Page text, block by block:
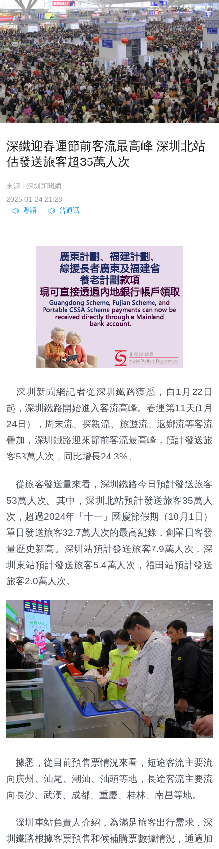
深鐵迎春運節前客流最高峰 深圳北站
估發送旅客超35萬人次
來源：深圳新聞網
2025-01-24 21:28
深圳新聞網記者從深圳鐵路獲悉，自1月22日
起，深圳鐵路開始進入客流高峰。春運第11天(1月
24日），周末流、探親流、旅遊流、返鄉流等客流
疊加，深圳鐵路迎來節前客流最高峰，預計發送旅
客53萬人次，同比增長24.3%。
從旅客發送量來看，深圳鐵路今日預計發送旅客
53萬人次。其中，深圳北站預計發送旅客35萬人
次，超過2024年「十一」國慶節假期（10月1日）
單日發送旅客32.7萬人次的最高紀錄，創單日客發
量歷史新高。深圳站預計發送旅客7.9萬人次，深
圳東站預計發送旅客5.4萬人次，福田站預計發送
旅客2.0萬人次。
據悉，從目前預售票情況來看，短途客流主要流
向廣州、汕尾、潮汕、汕頭等地，長途客流主要流
向長沙、武漢、成都、重慶、桂林、南昌等地。
深圳車站負責人介紹，為滿足旅客出行需求，深
圳鐵路根據客票預售和候補購票數據情況，通過加